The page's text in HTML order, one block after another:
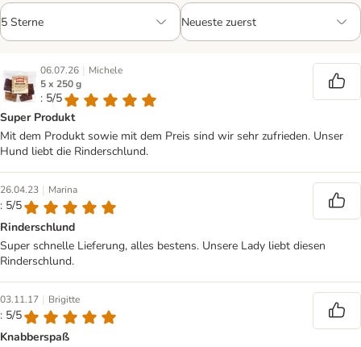
06.07.26 | Michele
5 x 250 g
: 5/5
Super Produkt
Mit dem Produkt sowie mit dem Preis sind wir sehr zufrieden. Unser
Hund liebt die Rinderschlund.
26.04.23 | Marina
: 5/5
Rinderschlund
Super schnelle Lieferung, alles bestens. Unsere Lady liebt diesen
Rinderschlund.
03.11.17 | Brigitte
: 5/5
Knabberspaß